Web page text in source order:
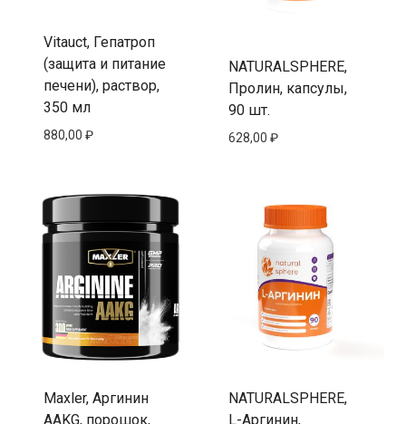
Vitauct, Гепатроп
(защита и питание
печени), раствор,
350 мл
880,00 ₽
NATURALSPHERE,
Пролин, капсулы,
90 шт.
628,00 ₽
Maxler, Аргинин
AAKG, порошок,
NATURALSPHERE,
L-Аргинин,